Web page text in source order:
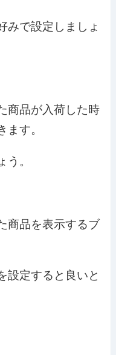
みで設定しましょ
商品が入荷した時
ます。
う。
商品を表示するブ
設定すると良いと